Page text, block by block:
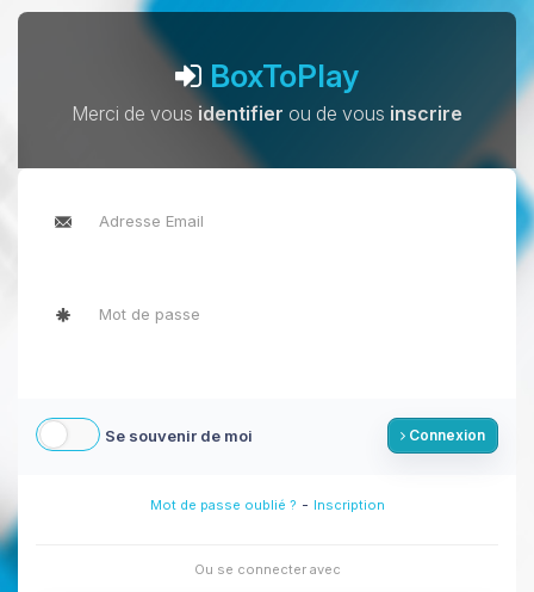
BoxToPlay
Merci de vous identifier ou de vous inscrire
Se souvenir de moi Connexion
Mot de passe oublié ? - Inscription
Ou se connecter avec